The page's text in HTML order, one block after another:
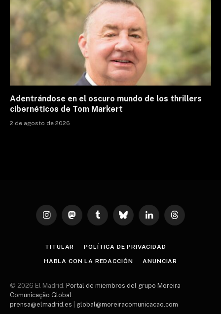
Adentrándose en el oscuro mundo de los thrillers
cibernéticos de Tom Markert
2 de agosto de 2026
InstagramMastodonTumblr Bluesky LinkedInThreads
TITULAR POLÍTICA DE PRIVACIDAD
HABLA CON LA REDACCIÓN ANUNCIAR
© 2026 El Madrid. Portal de miembros del grupo Moreira
Comunicação Global
prensa@elmadrid.es
global@moreiracomunicacao.com